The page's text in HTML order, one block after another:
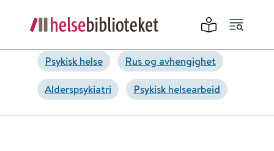
Psykisk helse
Rus og avhengighet
Alderspsykiatri
Psykisk helsearbeid